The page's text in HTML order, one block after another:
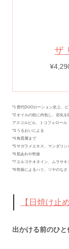
ザ
*1 歴代DUOローション史上、
*2 オイルの粒に内包し、劣化
アスコルビル、トコフェロール
*3 うるおいによる
*4 角質層まで
*5 サガラメエキス、マンダリン
*6 肌あれや乾燥
*7 エルゴチオネイン、ムラサキ
*8 乾燥によるハリ、ツヤのなさ
【日焼け止
出かける前のひ